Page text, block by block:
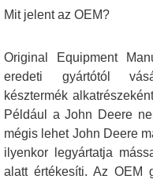
Mit jelent az OEM?
Original Equipment
eredeti gyártótól
késztermék
Például a John Deere
mégis lehet John Deere
ilyenkor legyártatja
alatt értékesíti. Az OEM